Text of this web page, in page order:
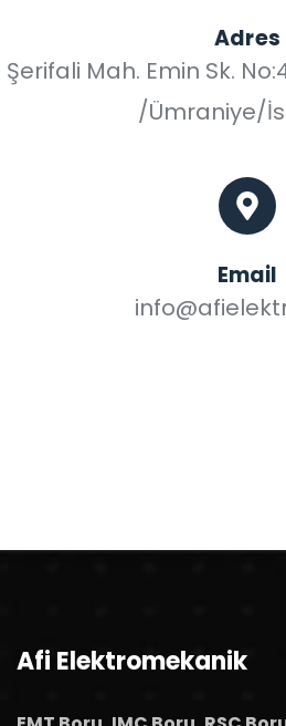
Adres
Şerifali Mah. Emin Sk.
/Ümraniye/
Email
Afi Elektromekanik